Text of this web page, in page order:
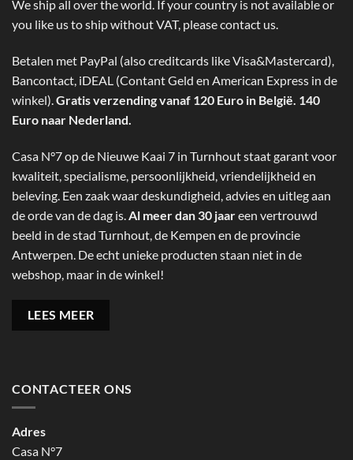
We ship all over the world. If your country is not available or
you like us to ship without VAT, please contact us.
Betalen met PayPal (also creditcards like Visa&Mastercard),
Bancontact, iDEAL (Contant Geld en American Express in de
winkel).Gratis verzending vanaf 120 Euro in België. 140
Euro naar Nederland.
Casa N°7 op de Nieuwe Kaai 7 in Turnhout staat garant voor
kwaliteit, specialisme, persoonlijkheid, vriendelijkheid en
beleving. Een zaak waar deskundigheid, advies en uitleg aan
de orde van de dag is. Al meer dan 30 jaareen vertrouwd
beeld in de stad Turnhout, de Kempen en de provincie
Antwerpen. De echt unieke producten staan niet in de
webshop, maar in de winkel!
LEES MEER
CONTACTEER ONS
Adres
Casa N°7